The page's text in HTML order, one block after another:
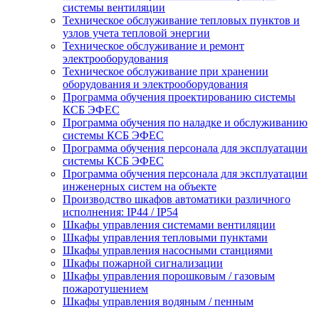
системы вентиляции
Техническое обслуживание тепловых пунктов и
узлов учета тепловой энергии
Техническое обслуживание и ремонт
электрооборудования
Техническое обслуживание при хранении
оборудования и электрооборудования
Программа обучения проектированию системы
КСБ ЭФЕС
Программа обучения по наладке и обслуживанию
системы КСБ ЭФЕС
Программа обучения персонала для эксплуатации
системы КСБ ЭФЕС
Программа обучения персонала для эксплуатации
инженерных систем на объекте
Производство шкафов автоматики различного
исполнения: IP44 / IP54
Шкафы управления системами вентиляции
Шкафы управления тепловыми пунктами
Шкафы управления насосными станциями
Шкафы пожарной сигнализации
Шкафы управления порошковым / газовым
пожаротушением
Шкафы управления водяным / пенным